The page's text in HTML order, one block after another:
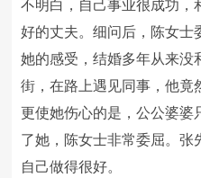
不明白，自己事业很成功，
好的丈夫。细问后，陈女士
她的感受，结婚多年从来没
街，在路上遇见同事，他竟
更使她伤心的是，公公婆婆
了她，陈女士非常委屈。张
自己做得很好。